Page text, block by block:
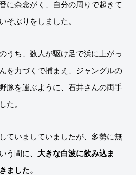
に余念がく、自分の周りで起きて
そぶりをしました。
うち、数人が駆け足で浜に上がっ
を力づくで捕まえ、ジャングルの
豚を運ぶように、石井さんの両手
た。
ていましていましたが、多勢に無
う間に、 大きな白波に飲み込ま
ました。